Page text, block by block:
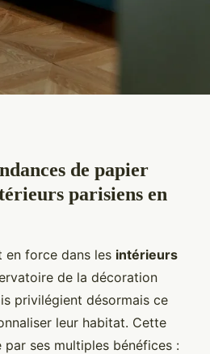
peint à
et conseils.
de papier
parisiens en
en force dans les intérieurs
de la décoration
privilégient désormais ce
leur habitat. Cette
par ses multiples bénéfices :